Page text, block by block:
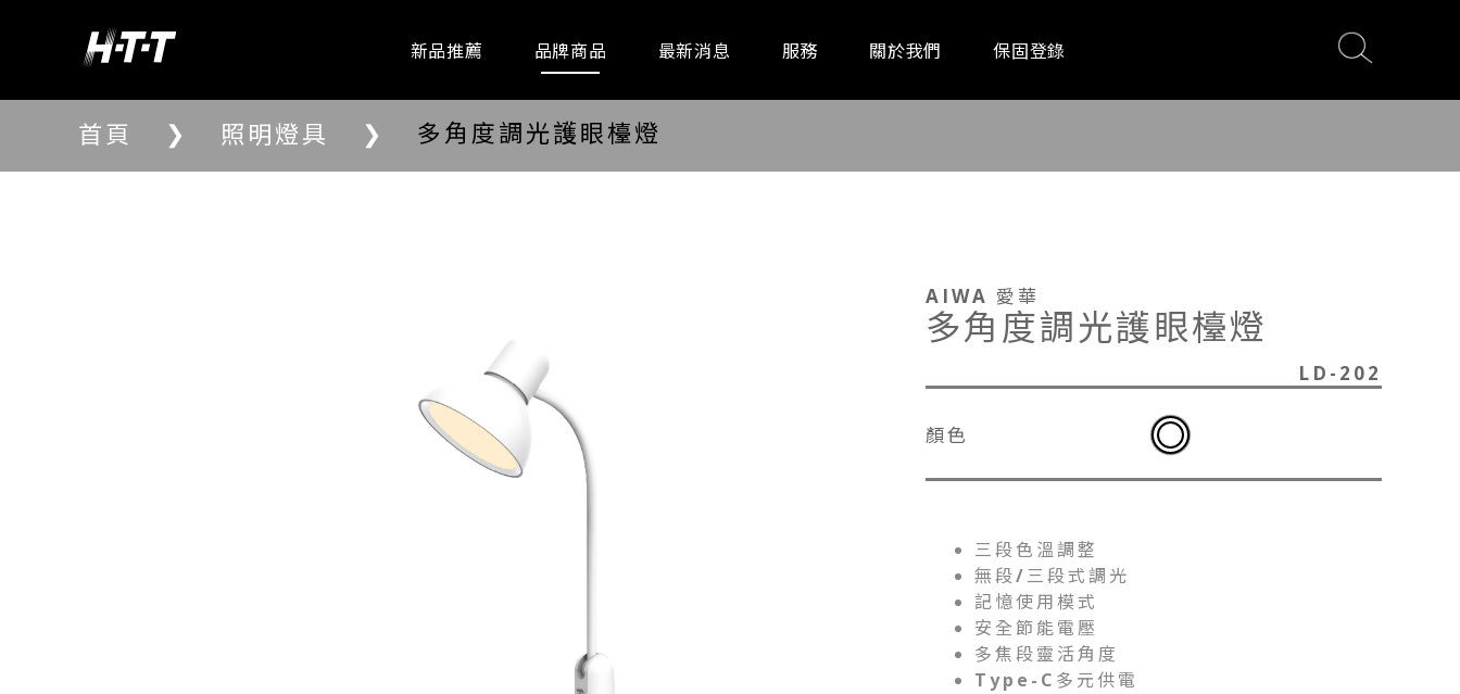
新品推薦 品牌商品 最新消息 服務 關於我們 保固登錄
首頁 ❯ 照明燈具 ❯ 多角度調光護眼檯燈
AIWA 愛華
多角度調光護眼檯燈
LD-202
顏色
三段色溫調整
無段/三段式調光
記憶使用模式
安全節能電壓
多焦段靈活角度
Type-C多元供電